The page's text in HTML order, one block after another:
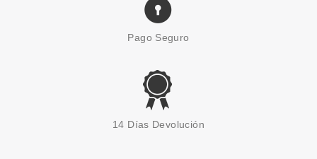
AUSTRALIAN GOLD
AUSTRALIAN GOLD BOTANICAL
SUNSCREEN SPF 15 147 ML
Pago Seguro
14 Días Devolución